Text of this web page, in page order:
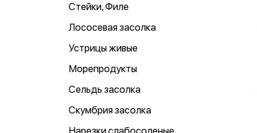
Стейки, Филе
Лососевая засолка
Устрицы живые
Морепродукты
Сельдь засолка
Скумбрия засолка
Нарезки слабосоленые